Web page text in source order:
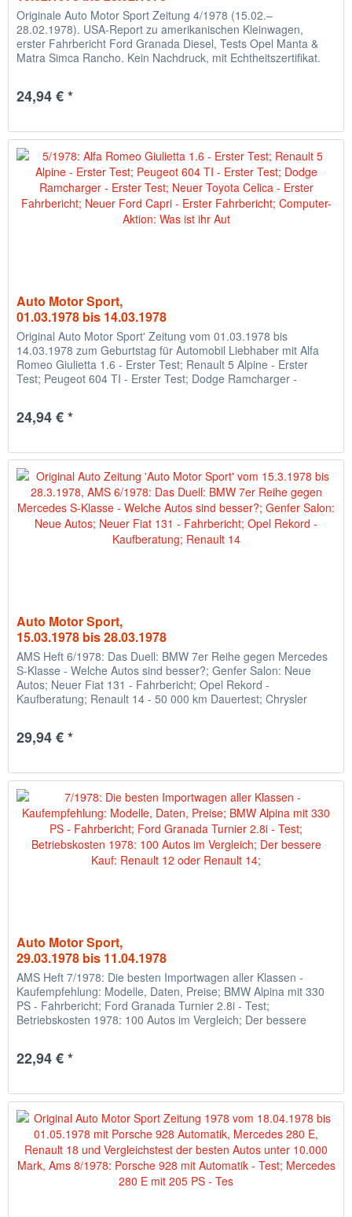
Originale Auto Motor Sport Zeitung 4/1978 (15.02.–
28.02.1978). USA-Report zu amerikanischen Kleinwagen,
erster Fahrbericht Ford Granada Diesel, Tests Opel Manta &
Matra Simca Rancho. Kein Nachdruck, mit Echtheitszertifikat.
24,94 € *
Auto Motor Sport,
01.03.1978 bis 14.03.1978
Original Auto Motor Sport' Zeitung vom 01.03.1978 bis
14.03.1978 zum Geburtstag für Automobil Liebhaber mit Alfa
Romeo Giulietta 1.6 - Erster Test; Renault 5 Alpine - Erster
Test; Peugeot 604 TI - Erster Test; Dodge Ramcharger -
24,94 € *
Auto Motor Sport,
15.03.1978 bis 28.03.1978
AMS Heft 6/1978: Das Duell: BMW 7er Reihe gegen Mercedes
S-Klasse - Welche Autos sind besser?; Genfer Salon: Neue
Autos; Neuer Fiat 131 - Fahrbericht; Opel Rekord -
Kaufberatung; Renault 14 - 50 000 km Dauertest; Chrysler
29,94 € *
Auto Motor Sport,
29.03.1978 bis 11.04.1978
AMS Heft 7/1978: Die besten Importwagen aller Klassen -
Kaufempfehlung: Modelle, Daten, Preise; BMW Alpina mit 330
PS - Fahrbericht; Ford Granada Turnier 2.8i - Test;
Betriebskosten 1978: 100 Autos im Vergleich; Der bessere
22,94 € *